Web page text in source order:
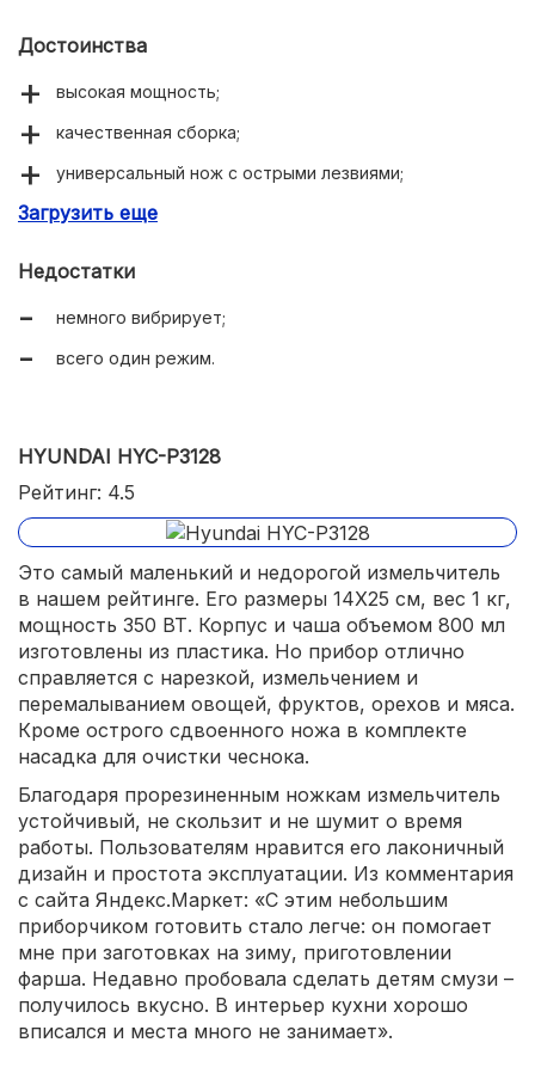
Достоинства
высокая мощность;
качественная сборка;
универсальный нож с острыми лезвиями;
стеклянная чаша;
Загрузить еще
Недостатки
немного вибрирует;
всего один режим.
HYUNDAI HYC-P3128
Рейтинг: 4.5
Это самый маленький и недорогой измельчитель
в нашем рейтинге. Его размеры 14X25 см, вес 1 кг,
мощность 350 ВТ. Корпус и чаша объемом 800 мл
изготовлены из пластика. Но прибор отлично
справляется с нарезкой, измельчением и
перемалыванием овощей, фруктов, орехов и мяса.
Кроме острого сдвоенного ножа в комплекте
насадка для очистки чеснока.
Благодаря прорезиненным ножкам измельчитель
устойчивый, не скользит и не шумит о время
работы. Пользователям нравится его лаконичный
дизайн и простота эксплуатации. Из комментария
с сайта Яндекс.Маркет: «С этим небольшим
приборчиком готовить стало легче: он помогает
мне при заготовках на зиму, приготовлении
фарша. Недавно пробовала сделать детям смузи –
получилось вкусно. В интерьер кухни хорошо
вписался и места много не занимает».